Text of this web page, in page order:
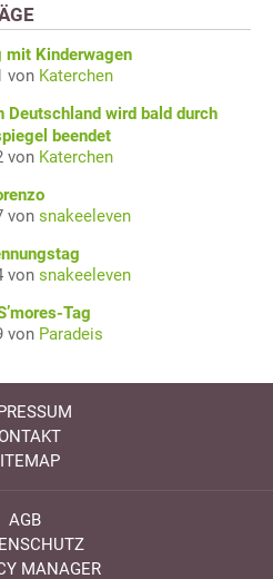
mit Kinderwagen
von Katerchen
Deutschland wird bald durch
beendet
von Katerchen
von snakeeleven
von snakeeleven
Tag
von Paradeis
AGB
MANAGER